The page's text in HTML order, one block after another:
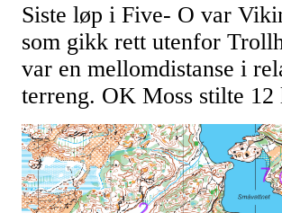
Siste løp i Five- O var
som gikk rett utenfor
var en mellomdistanse i
terreng. OK Moss stilte 12